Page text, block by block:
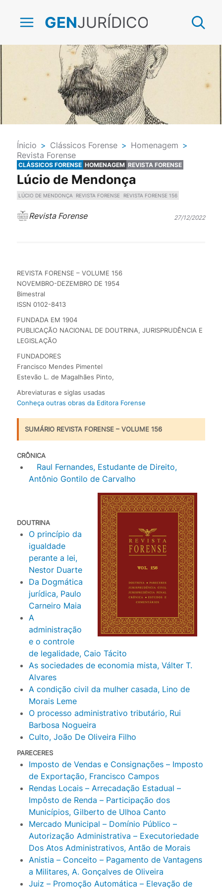
GENJURÍDICO
Ínicio > Clássicos Forense > Homenagem >
Revista Forense
CLÁSSICOS FORENSE HOMENAGEM REVISTA FORENSE
Lúcio de Mendonça
LÚCIO DE MENDONÇA REVISTA FORENSE REVISTA FORENSE 156
Revista Forense 27/12/2022
REVISTA FORENSE – VOLUME 156
NOVEMBRO-DEZEMBRO DE 1954
Bimestral
ISSN 0102-8413
FUNDADA EM 1904
PUBLICAÇÃO NACIONAL DE DOUTRINA, JURISPRUDÊNCIA E
LEGISLAÇÃO
FUNDADORES
Francisco Mendes Pimentel
Estevão L. de Magalhães Pinto,
Abreviaturas e siglas usadas
Conheça outras obras da Editora Forense
SUMÁRIO REVISTA FORENSE – VOLUME 156
CRÔNICA
Raul Fernandes, Estudante de Direito,
Antônio Gontilo de Carvalho
DOUTRINA
O princípio da
igualdade
perante a lei,
Nestor Duarte
Da Dogmática
jurídica, Paulo
Carneiro Maia
A
administração
e o controle
de legalidade, Caio Tácito
As sociedades de economia mista, Válter T.
Alvares
A condição civil da mulher casada, Lino de
Morais Leme
O processo administrativo tributário, Rui
Barbosa Nogueira
Culto, João De Oliveira Filho
PARECERES
Imposto de Vendas e Consignações – Imposto
de Exportação, Francisco Campos
Rendas Locais – Arrecadação Estadual –
Impôsto de Renda – Participação dos
Municípios, Gilberto de Ulhoa Canto
Mercado Municipal – Domínio Público –
Autorização Administrativa – Executoriedade
Dos Atos Administrativos, Antão de Morais
Anistia – Conceito – Pagamento de Vantagens
a Militares, A. Gonçalves de Oliveira
Juiz – Promoção Automática – Elevação de